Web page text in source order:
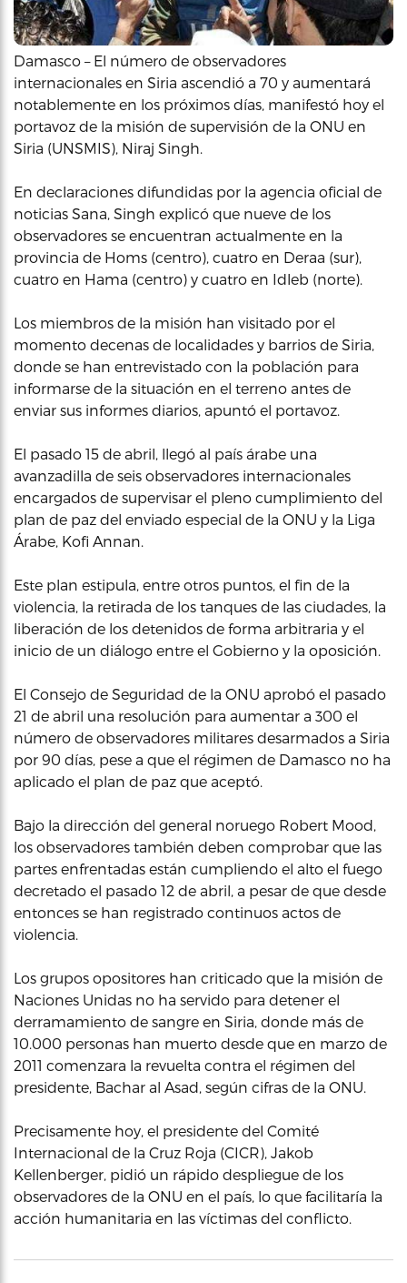
Damasco – El número de observadores
internacionales en Siria ascendió a 70 y aumentará
notablemente en los próximos días, manifestó hoy el
portavoz de la misión de supervisión de la ONU en
Siria (UNSMIS), Niraj Singh.
En declaraciones difundidas por la agencia oficial de
noticias Sana, Singh explicó que nueve de los
observadores se encuentran actualmente en la
provincia de Homs (centro), cuatro en Deraa (sur),
cuatro en Hama (centro) y cuatro en Idleb (norte).
Los miembros de la misión han visitado por el
momento decenas de localidades y barrios de Siria,
donde se han entrevistado con la población para
informarse de la situación en el terreno antes de
enviar sus informes diarios, apuntó el portavoz.
El pasado 15 de abril, llegó al país árabe una
avanzadilla de seis observadores internacionales
encargados de supervisar el pleno cumplimiento del
plan de paz del enviado especial de la ONU y la Liga
Árabe, Kofi Annan.
Este plan estipula, entre otros puntos, el fin de la
violencia, la retirada de los tanques de las ciudades, la
liberación de los detenidos de forma arbitraria y el
inicio de un diálogo entre el Gobierno y la oposición.
El Consejo de Seguridad de la ONU aprobó el pasado
21 de abril una resolución para aumentar a 300 el
número de observadores militares desarmados a Siria
por 90 días, pese a que el régimen de Damasco no ha
aplicado el plan de paz que aceptó.
Bajo la dirección del general noruego Robert Mood,
los observadores también deben comprobar que las
partes enfrentadas están cumpliendo el alto el fuego
decretado el pasado 12 de abril, a pesar de que desde
entonces se han registrado continuos actos de
violencia.
Los grupos opositores han criticado que la misión de
Naciones Unidas no ha servido para detener el
derramamiento de sangre en Siria, donde más de
10.000 personas han muerto desde que en marzo de
2011 comenzara la revuelta contra el régimen del
presidente, Bachar al Asad, según cifras de la ONU.
Precisamente hoy, el presidente del Comité
Internacional de la Cruz Roja (CICR), Jakob
Kellenberger, pidió un rápido despliegue de los
observadores de la ONU en el país, lo que facilitaría la
acción humanitaria en las víctimas del conflicto.